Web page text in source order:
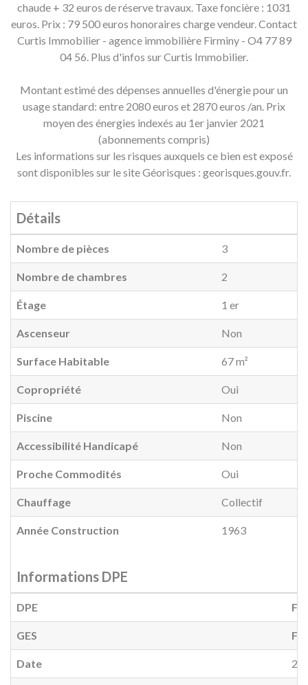
chaude + 32 euros de réserve travaux. Taxe foncière : 1031
euros. Prix : 79 500 euros honoraires charge vendeur. Contact
Curtis Immobilier - agence immobilière Firminy - O4 77 89
04 56. Plus d'infos sur Curtis Immobilier.
Montant estimé des dépenses annuelles d'énergie pour un
usage standard: entre 2080 euros et 2870 euros /an. Prix
moyen des énergies indexés au 1er janvier 2021
(abonnements compris)
Les informations sur les risques auxquels ce bien est exposé
sont disponibles sur le site Géorisques : georisques.gouv.fr.
Détails
Nombre de pièces 3
Nombre de chambres 2
Étage 1 er
Ascenseur Non
Surface Habitable 67 m²
Copropriété Oui
Piscine Non
Accessibilité Handicapé Non
Proche Commodités Oui
Chauffage Collectif
Année Construction 1963
Informations DPE
DPE F
GES F
Date